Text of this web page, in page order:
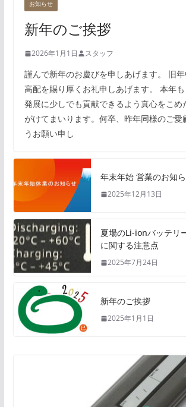
お知らせ
新年のご挨拶
2026年1月1日 スタッフ
謹んで新年のお慶びを申しあげます。 旧
高配を賜り厚くお礼申しあげます。 本年
発展に少しでも貢献できるよう真心をこめ
がけてまいります。何卒、昨年同様のご愛
うお願い申し
年末年始 営業のお知ら
2025年12月13日
夏場のLi-ionバッテリ
に関する注意点
2025年7月24日
新年のご挨拶
2025年1月1日